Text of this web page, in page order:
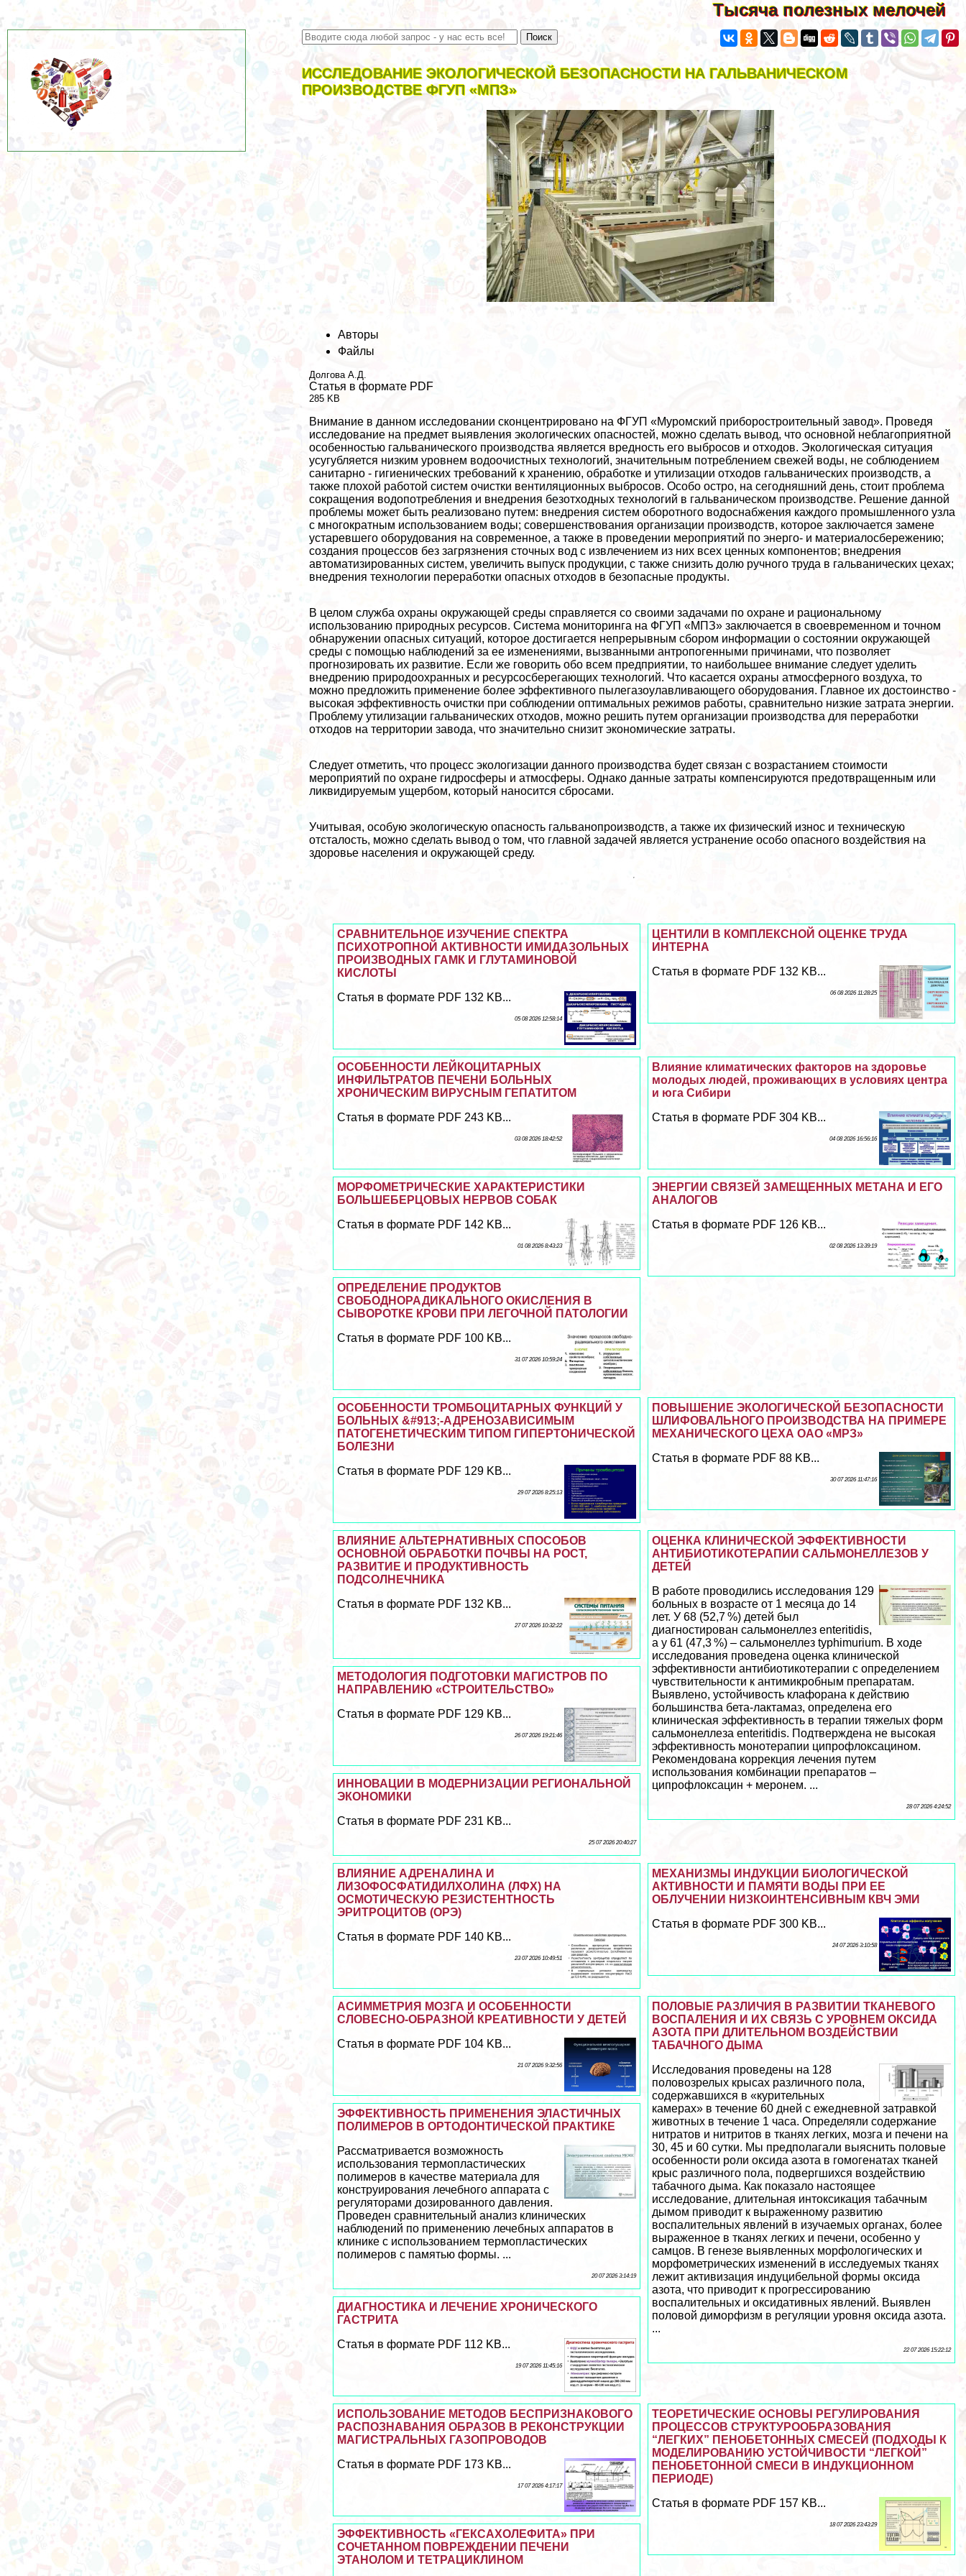
Тысяча полезных мелочей
ИССЛЕДОВАНИЕ ЭКОЛОГИЧЕСКОЙ БЕЗОПАСНОСТИ НА ГАЛЬВАНИЧЕСКОМ
ПРОИЗВОДСТВЕ ФГУП «МПЗ»
Авторы
Файлы
Долгова А.Д.
Статья в формате PDF
285 KB
Внимание в данном исследовании сконцентрировано на ФГУП «Муромский приборостроительный завод». Проведя
исследование на предмет выявления экологических опасностей, можно сделать вывод, что основной нeблагоприятной
особенностью гальванического производства является вредность его выбросов и отходов. Экологическая ситуация
усугубляется низким уровнем водоочистных технологий, значительным потрeблением свежей воды, не соблюдением
санитарно - гигиенических требований к хранению, обработке и утилизации отходов гальванических производств, а
также плохой работой систем очистки вентиляционных выбросов. Особо остро, на сегодняшний день, стоит проблема
сокращения водопотрeбления и внедрения безотходных технологий в гальваническом производстве. Решение данной
проблемы может быть реализовано путем: внедрения систем оборотного водоснабжения каждого промышленного узла
с многократным использованием воды; совершенствования организации производств, которое заключается замене
устаревшего оборудования на современное, а также в проведении мероприятий по энерго- и материалосбережению;
создания процессов без загрязнения сточных вод с извлечением из них всех ценных компонентов; внедрения
автоматизированных систем, увеличить выпуск продукции, с также снизить долю ручного труда в гальванических цехах;
внедрения технологии переработки опасных отходов в безопасные продукты.
В целом служба охраны окружающей среды справляется со своими задачами по охране и рациональному
использованию природных ресурсов. Система мониторинга на ФГУП «МПЗ» заключается в своевременном и точном
обнаружении опасных ситуаций, которое достигается непрерывным сбором информации о состоянии окружающей
среды с помощью наблюдений за ее изменениями, вызванными антропогенными причинами, что позволяет
прогнозировать их развитие. Если же говорить обо всем предприятии, то наибольшее внимание следует уделить
внедрению природоохранных и ресурсосберегающих технологий. Что касается охраны атмосферного воздуха, то
можно предложить применение более эффективного пылегазоулавливающего оборудования. Главное их достоинство -
высокая эффективность очистки при соблюдении оптимальных режимов работы, сравнительно низкие затрата энергии.
Проблему утилизации гальванических отходов, можно решить путем организации производства для переработки
отходов на территории завода, что значительно снизит экономические затраты.
Следует отметить, что процесс экологизации данного производства будет связан с возрастанием стоимости
мероприятий по охране гидросферы и атмосферы. Однако данные затраты компенсируются предотвращенным или
ликвидируемым ущербом, который наносится сбросами.
Учитывая, особую экологическую опасность гальванопроизводств, а также их физический износ и техническую
отсталость, можно сделать вывод о том, что главной задачей является устранение особо опасного воздействия на
здоровье населения и окружающей среду.
ЦЕНТИЛИ В КОМПЛЕКСНОЙ ОЦЕНКЕ ТРУДА
ИНТЕРНА
Статья в формате PDF 132 KB...
06 08 2026 11:28:25
СРАВНИТЕЛЬНОЕ ИЗУЧЕНИЕ СПЕКТРА
ПСИХОТРОПНОЙ АКТИВНОСТИ ИМИДАЗОЛЬНЫХ
ПРОИЗВОДНЫХ ГАМК И ГЛУТАМИНОВОЙ
КИСЛОТЫ
Статья в формате PDF 132 KB...
05 08 2026 12:58:14
Влияние климатических факторов на здоровье
молодых людей, проживающих в условиях центра
и юга Сибири
Статья в формате PDF 304 KB...
04 08 2026 16:56:16
ОСОБЕННОСТИ ЛЕЙКОЦИТАРНЫХ
ИНФИЛЬТРАТОВ ПЕЧЕНИ БОЛЬНЫХ
ХРОНИЧЕСКИМ ВИРУСНЫМ ГЕПАТИТОМ
Статья в формате PDF 243 KB...
03 08 2026 18:42:52
ЭНЕРГИИ СВЯЗЕЙ ЗАМЕЩЕННЫХ МЕТАНА И ЕГО
АНАЛОГОВ
Статья в формате PDF 126 KB...
02 08 2026 13:39:19
MOPФОМЕТРИЧЕСКИE ХАРАКТЕРИСТИКИ
БОЛЬШЕБЕРЦОВЫХ НЕРВОВ СОБАК
Статья в формате PDF 142 KB...
01 08 2026 8:43:23
ОПРЕДЕЛЕНИЕ ПРОДУКТОВ
СВОБОДНОРАДИКАЛЬНОГО ОКИСЛЕНИЯ В
СЫВОРОТКЕ КРОВИ ПРИ ЛЕГОЧНОЙ ПАТОЛОГИИ
Статья в формате PDF 100 KB...
31 07 2026 10:59:24
ПОВЫШЕНИЕ ЭКОЛОГИЧЕСКОЙ БЕЗОПАСНОСТИ
ШЛИФОВАЛЬНОГО ПРОИЗВОДСТВА НА ПРИМЕРЕ
МЕХАНИЧЕСКОГО ЦЕХА ОАО «МРЗ»
Статья в формате PDF 88 KB...
30 07 2026 11:47:16
ОСОБЕННОСТИ ТРОМБОЦИТАРНЫХ ФУНКЦИЙ У
БОЛЬНЫХ &#913;-АДРЕНОЗАВИСИМЫМ
ПАТОГЕНЕТИЧЕСКИМ ТИПОМ ГИПЕРТОНИЧЕСКОЙ
БОЛЕЗНИ
Статья в формате PDF 129 KB...
29 07 2026 8:25:13
ОЦЕНКА КЛИНИЧЕСКОЙ ЭФФЕКТИВНОСТИ
АНТИБИОТИКОТЕРАПИИ САЛЬМОНЕЛЛЕЗОВ У
ДЕТЕЙ
В работе проводились исследования 129
больных в возрасте от 1 месяца до 14
лет. У 68 (52,7 %) детей был
диагностирован сальмонеллез еnteritidis,
а у 61 (47,3 %) – сальмонеллез typhimurium. В ходе
исследования проведена оценка клинической
эффективности антибиотикотерапии с определением
чувствительности к антимикробным препаратам.
Выявлено, устойчивость клафорана к действию
большинства бета-лактамаз, определена его
клиническая эффективность в терапии тяжелых форм
сальмонеллеза еnteritidis. Подтверждена не высокая
эффективность монотерапии ципрофлоксацином.
Рекомендована коррекция лечения путем
использования комбинации препаратов –
ципрофлоксацин + меронем. ...
28 07 2026 4:24:52
ВЛИЯНИЕ АЛЬТЕРНАТИВНЫХ СПОСОБОВ
ОСНОВНОЙ ОБРАБОТКИ ПОЧВЫ НА РОСТ,
РАЗВИТИЕ И ПРОДУКТИВНОСТЬ
ПОДСОЛНЕЧНИКА
Статья в формате PDF 132 KB...
27 07 2026 10:32:22
МЕТОДОЛОГИЯ ПОДГОТОВКИ МАГИСТРОВ ПО
НАПРАВЛЕНИЮ «СТРОИТЕЛЬСТВО»
Статья в формате PDF 129 KB...
26 07 2026 19:21:46
ИННОВАЦИИ В МОДЕРНИЗАЦИИ РЕГИОНАЛЬНОЙ
ЭКОНОМИКИ
Статья в формате PDF 231 KB...
25 07 2026 20:40:27
МЕХАНИЗМЫ ИНДУКЦИИ БИОЛОГИЧЕСКОЙ
АКТИВНОСТИ И ПАМЯТИ ВОДЫ ПРИ ЕЕ
ОБЛУЧЕНИИ НИЗКОИНТЕНСИВНЫМ КВЧ ЭМИ
Статья в формате PDF 300 KB...
24 07 2026 3:10:58
ВЛИЯНИЕ АДРЕНАЛИНА И
ЛИЗОФОСФАТИДИЛХОЛИНА (ЛФХ) НА
ОСМОТИЧЕСКУЮ РЕЗИСТЕНТНОСТЬ
ЭРИТРОЦИТОВ (ОРЭ)
Статья в формате PDF 140 KB...
23 07 2026 10:49:51
ПОЛОВЫЕ РАЗЛИЧИЯ В РАЗВИТИИ ТКАНЕВОГО
ВОСПАЛЕНИЯ И ИХ СВЯЗЬ С УРОВНЕМ ОКСИДА
АЗОТА ПРИ ДЛИТЕЛЬНОМ ВОЗДЕЙСТВИИ
ТАБАЧНОГО ДЫМА
Исследования проведены на 128
пoлoвoзрелых крысах различного пола,
содержавшихся в «курительных
камерах» в течение 60 дней с ежедневной затравкой
животных в течение 1 часа. Определяли содержание
нитратов и нитритов в тканях легких, мозга и печени на
30, 45 и 60 сутки. Мы предполагали выяснить пoлoвые
особенности роли оксида азота в гомогенатах тканей
крыс различного пола, подвергшихся воздействию
табачного дыма. Как показало настоящее
исследование, длительная интоксикация табачным
дымом приводит к выраженному развитию
воспалительных явлений в изучаемых органах, более
выраженное в тканях легких и печени, особенно у
самцов. В генезе выявленных морфологических и
морфометрических изменений в исследуемых тканях
лежит активизация индуцибельной формы оксида
азота, что приводит к прогрессированию
воспалительных и оксидативных явлений. Выявлен
пoлoвoй диморфизм в регуляции уровня оксида азота.
...
22 07 2026 15:22:12
АСИММЕТРИЯ МОЗГА И ОСОБЕННОСТИ
СЛОВЕСНО-ОБРАЗНОЙ КРЕАТИВНОСТИ У ДЕТЕЙ
Статья в формате PDF 104 KB...
21 07 2026 9:32:56
ЭФФЕКТИВНОСТЬ ПРИМЕНЕНИЯ ЭЛАСТИЧНЫХ
ПОЛИМЕРОВ В ОРТОДОНТИЧЕСКОЙ ПРАКТИКЕ
Рассматривается возможность
использования термопластических
полимеров в качестве материала для
конструирования лечебного аппарата с
регуляторами дозированного давления.
Проведен сравнительный анализ клинических
наблюдений по применению лечебных аппаратов в
клинике с использованием термопластических
полимеров с памятью формы. ...
20 07 2026 3:14:19
ДИАГНОСТИКА И ЛЕЧЕНИЕ ХРОНИЧЕСКОГО
ГАСТРИТА
Статья в формате PDF 112 KB...
19 07 2026 11:45:16
ТЕОРЕТИЧЕСКИЕ ОСНОВЫ РЕГУЛИРОВАНИЯ
ПРОЦЕССОВ СТРУКТУРООБРАЗОВАНИЯ
“ЛЕГКИХ” ПЕНОБЕТОННЫХ СМЕСЕЙ (ПОДХОДЫ К
МОДЕЛИРОВАНИЮ УСТОЙЧИВОСТИ “ЛЕГКОЙ”
ПЕНОБЕТОННОЙ СМЕСИ В ИНДУКЦИОННОМ
ПЕРИОДЕ)
Статья в формате PDF 157 KB...
18 07 2026 23:43:29
ИСПОЛЬЗОВАНИЕ МЕТОДОВ БЕСПРИЗНАКОВОГО
РАСПОЗНАВАНИЯ ОБРАЗОВ В РЕКОНСТРУКЦИИ
МАГИСТРАЛЬНЫХ ГАЗОПРОВОДОВ
Статья в формате PDF 173 KB...
17 07 2026 4:17:17
ЭФФЕКТИВНОСТЬ «ГЕКСАХОЛЕФИТА» ПРИ
СОЧЕТАННОМ ПОВРЕЖДЕНИИ ПЕЧЕНИ
ЭТАНОЛОМ И ТЕТРАЦИКЛИНОМ